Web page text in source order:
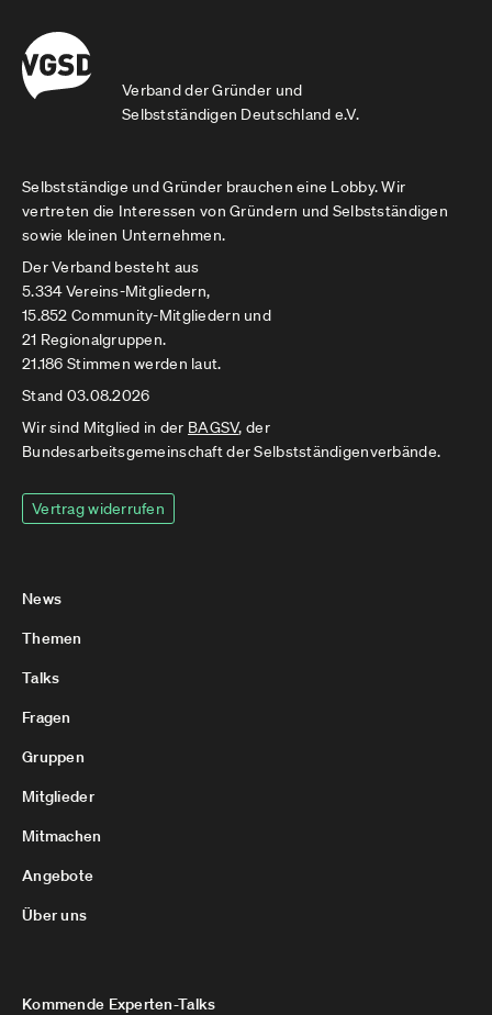
Verband der Gründer und
Selbstständigen Deutschland e.V.
Selbstständige und Gründer brauchen eine Lobby. Wir
vertreten die Interessen von Gründern und Selbstständigen
sowie kleinen Unternehmen.
Der Verband besteht aus
5.334 Vereins-Mitgliedern,
15.852 Community-Mitgliedern und
21 Regionalgruppen.
21.186 Stimmen werden laut.
Stand 03.08.2026
Wir sind Mitglied in der BAGSV, der
Bundesarbeitsgemeinschaft der Selbstständigenverbände.
Vertrag widerrufen
News
Themen
Talks
Fragen
Gruppen
Mitglieder
Mitmachen
Angebote
Über uns
Kommende Experten-Talks